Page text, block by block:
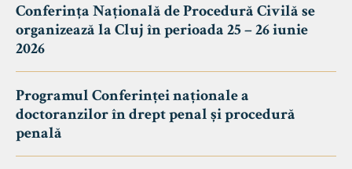
Conferința Națională de Procedură Civilă se
organizează la Cluj în perioada 25 – 26 iunie
2026
Programul Conferinței naționale a
doctoranzilor în drept penal și procedură
penală